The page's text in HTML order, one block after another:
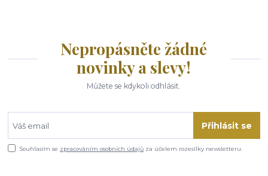
Nepropásněte žádné
novinky a slevy!
Můžete se kdykoli odhlásit.
Přihlásit se
Souhlasím se zpracováním osobních údajů za účelem rozesílky newsletteru.